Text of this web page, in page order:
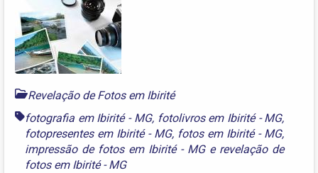
Revelação de Fotos em Ibirité
fotografia em Ibirité - MG, fotolivros em Ibirité - MG,
fotopresentes em Ibirité - MG, fotos em Ibirité - MG,
impressão de fotos em Ibirité - MGe revelação de
fotos em Ibirité - MG